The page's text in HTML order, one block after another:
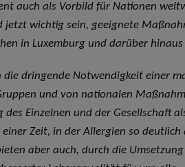
auch als Vorbild für Nationen
jetzt wichtig sein, geeignete
in Luxemburg und darüber hinaus
dringende Notwendigkeit einer
und von nationalen
Einzelnen und der Gesellschaft
einer Zeit, in der Allergien so
aber auch, durch die